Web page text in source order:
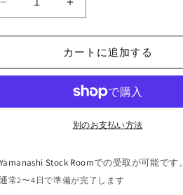
L/S
TEE
IS
ら
す
5.6oz
L/S
TEE
“POP
IS
DEAD”の
数
を
や
す
カートに追加する
別のお支払い方法
Yamanashi Stock Roomでの受取が可能です。
通常2〜4日で準備が完了します